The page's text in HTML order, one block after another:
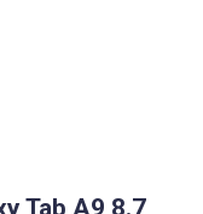
Tab A9 8.7